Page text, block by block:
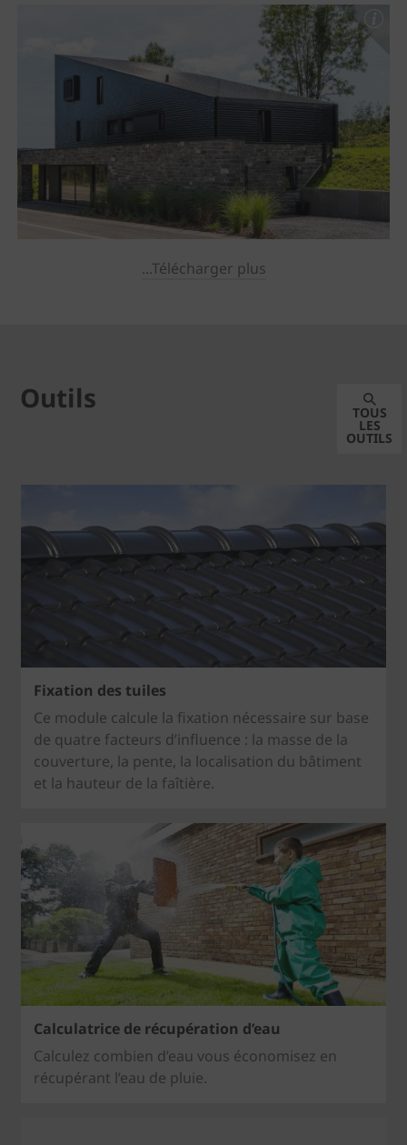
...Télécharger plus
Outils TOUS
LES
OUTILS
Fixation des tuiles
Ce module calcule la fixation nécessaire sur base
de quatre facteurs d’influence : la masse de la
couverture, la pente, la localisation du bâtiment
et la hauteur de la faîtière.
Calculatrice de récupération d’eau
Calculez combien d’eau vous économisez en
récupérant l’eau de pluie.